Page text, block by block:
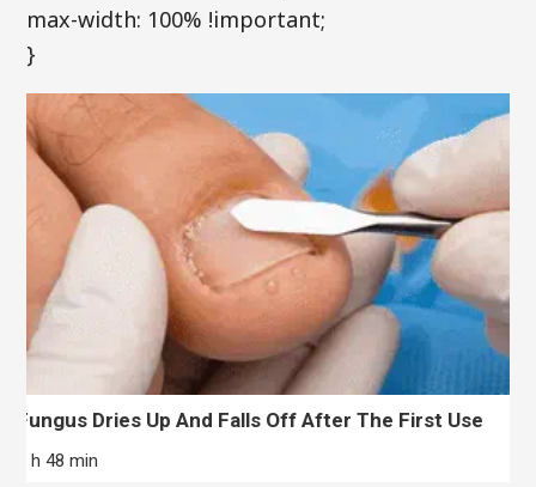
max-width: 100% !important;
}
Fungus Dries Up And Falls Off After The First Use
2 h 48 min